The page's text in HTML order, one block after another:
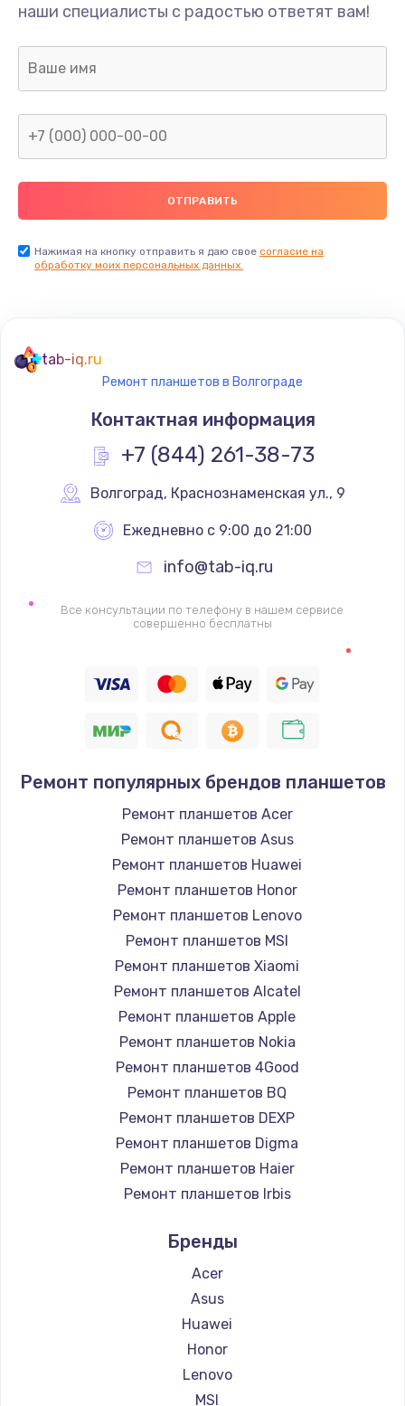
2100 руб.
2000 руб.
Ремонт пищалок(твитеров)
900 руб.
Заказать
1795 руб.
Заказать
Ремонт разъема питания
1120 руб.
Заказать
Замена видеочипа
910 руб.
Заказать
Ремонт подсветки
1150 руб.
Заказать
Настройка ОС
1320 руб.
Чистка от пыли
Заказать
Заказать
Установка драйверов
875 руб.
Заказать
1490 руб.
Заказать
наши специалисты с радостью ответят вам!
Нажимая на кнопку отправить я даю свое согласие на
обработку моих персональных данных.
tab-iq.ru
Ремонт планшетов в Волгограде
Контактная информация
+7 (844) 261-38-73
Волгоград, Краснознаменская ул., 9
Ежедневно с 9:00 до 21:00
info@tab-iq.ru
Все консультации по телефону в нашем сервисе
совершенно бесплатны
Ремонт популярных брендов планшетов
Ремонт планшетов Acer
Ремонт планшетов Asus
Ремонт планшетов Huawei
Ремонт планшетов Honor
Ремонт планшетов Lenovo
Ремонт планшетов MSI
Ремонт планшетов Xiaomi
Ремонт планшетов Alcatel
Ремонт планшетов Apple
Ремонт планшетов Nokia
Ремонт планшетов 4Good
Ремонт планшетов BQ
Ремонт планшетов DEXP
Ремонт планшетов Digma
Ремонт планшетов Haier
Ремонт планшетов Irbis
Ремонт планшетов Microsoft
Ремонт планшетов BlackView
Ремонт планшетов Amazon
Ремонт планшетов Aquarius
Ремонт планшетов Philips
Ремонт планшетов Dell
Ремонт планшетов HP
Бренды
Acer
Asus
Huawei
Honor
Lenovo
MSI